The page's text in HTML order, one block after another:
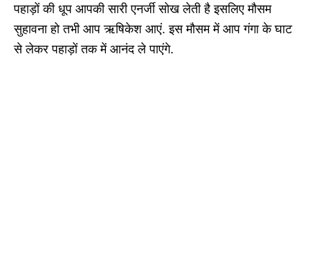
पहाड़ों की धूप आपकी सारी एनर्जी सोख लेती है इसलिए मौसम
सुहावना हो तभी आप ऋषिकेश आएं. इस मौसम में आप गंगा के घाट
से लेकर पहाड़ों तक में आनंद ले पाएंगे.